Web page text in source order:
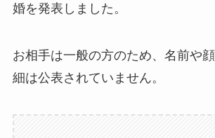
婚を発表しました。
お相手は一般の方のため、名前や
細は公表されていません。